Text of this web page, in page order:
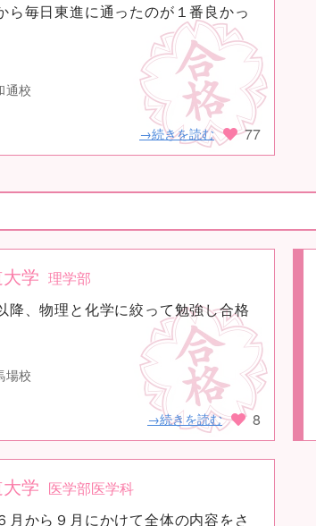
ら毎日東進に通ったのが１番良かっ
通校
→続きを読む
77
学 理学部
降、物理と化学に絞って勉強し合格
場校
→続きを読む
8
学 医学部医学科
月から９月にかけて全体の内容をさ